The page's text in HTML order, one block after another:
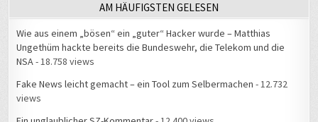
AM HÄUFIGSTEN GELESEN
Wie aus einem „bösen“ ein „guter“ Hacker wurde – Matthias
Ungethüm hackte bereits die Bundeswehr, die Telekom und die
NSA- 18.758 views
Fake News leicht gemacht – ein Tool zum Selbermachen - 12.732
views